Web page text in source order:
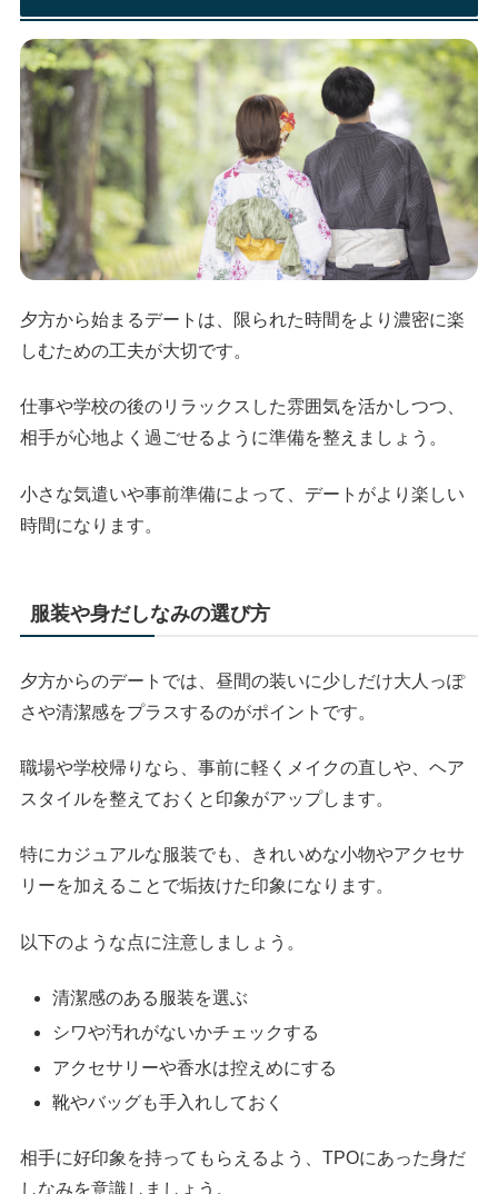
夕方から始まるデートは、限られた時間をより濃密に楽
しむための工夫が大切です。
仕事や学校の後のリラックスした雰囲気を活かしつつ、
相手が心地よく過ごせるように準備を整えましょう。
小さな気遣いや事前準備によって、デートがより楽しい
時間になります。
服装や身だしなみの選び方
夕方からのデートでは、昼間の装いに少しだけ大人っぽ
さや清潔感をプラスするのがポイントです。
職場や学校帰りなら、事前に軽くメイクの直しや、ヘア
スタイルを整えておくと印象がアップします。
特にカジュアルな服装でも、きれいめな小物やアクセサ
リーを加えることで垢抜けた印象になります。
以下のような点に注意しましょう。
清潔感のある服装を選ぶ
シワや汚れがないかチェックする
アクセサリーや香水は控えめにする
靴やバッグも手入れしておく
相手に好印象を持ってもらえるよう、TPOにあった身だ
しなみを意識しましょう。